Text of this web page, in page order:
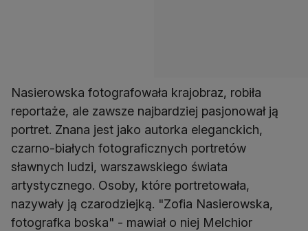
Nasierowska fotografowała krajobraz, robiła
reportaże, ale zawsze najbardziej pasjonował ją
portret. Znana jest jako autorka eleganckich,
czarno-białych fotograficznych portretów
sławnych ludzi, warszawskiego świata
artystycznego. Osoby, które portretowała,
nazywały ją czarodziejką. "Zofia Nasierowska,
fotografka boska" - mawiał o niej Melchior